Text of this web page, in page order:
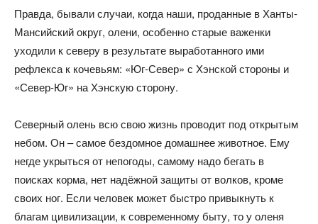
Правда, бывали случаи, когда наши, проданные в Ханты-
Мансийский округ, олени, особенно старые важенки
уходили к северу в результате выработанного ими
рефлекса к кочевьям: «Юг-Север» с Хэнской стороны и
«Север-Юг» на Хэнскую сторону.
Северный олень всю свою жизнь проводит под открытым
небом. Он – самое бездомное домашнее животное. Ему
негде укрыться от непогоды, самому надо бегать в
поисках корма, нет надёжной защиты от волков, кроме
своих ног. Если человек может быстро привыкнуть к
благам цивилизации, к современному быту, то у оленя